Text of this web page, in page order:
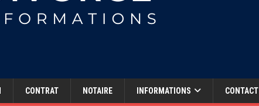
CONTRAT NOTAIRE INFORMATIONS CONTACT